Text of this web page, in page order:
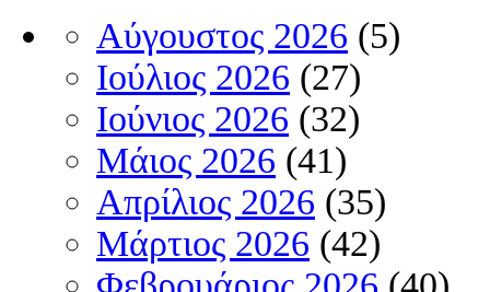
Αύγουστος 2026 (5)
Ιούλιος 2026 (27)
Ιούνιος 2026 (32)
Μάιος 2026 (41)
Απρίλιος 2026 (35)
Μάρτιος 2026 (42)